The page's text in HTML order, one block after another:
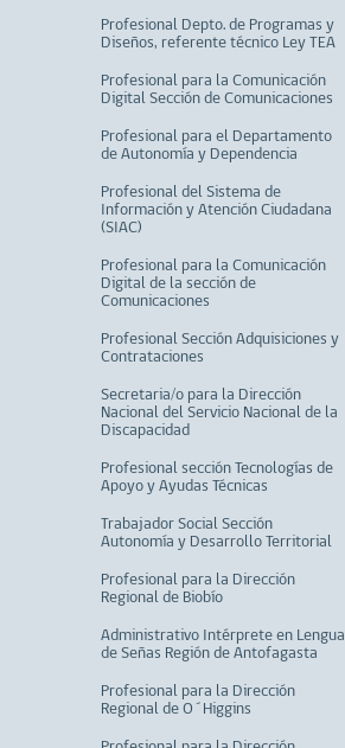
Profesional Depto. de Programas y
Diseños, referente técnico Ley TEA
Profesional para la Comunicación
Digital Sección de Comunicaciones
Profesional para el Departamento
de Autonomía y Dependencia
Profesional del Sistema de
Información y Atención Ciudadana
(SIAC)
Profesional para la Comunicación
Digital de la sección de
Comunicaciones
Profesional Sección Adquisiciones y
Contrataciones
Secretaria/o para la Dirección
Nacional del Servicio Nacional de la
Discapacidad
Profesional sección Tecnologías de
Apoyo y Ayudas Técnicas
Trabajador Social Sección
Autonomía y Desarrollo Territorial
Profesional para la Dirección
Regional de Biobío
Administrativo Intérprete en Lengua
de Señas Región de Antofagasta
Profesional para la Dirección
Regional de O´Higgins